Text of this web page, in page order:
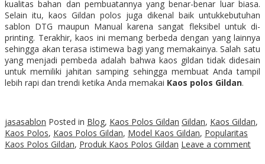
kualitas bahan dan pembuatannya yang benar-benar luar biasa.
Selain itu, kaos Gildan polos juga dikenal baik untukkebutuhan
sablon DTG maupun Manual karena sangat fleksibel untuk di-
printing. Terakhir, kaos ini memang berbeda dengan yang lainnya
sehingga akan terasa istimewa bagi yang memakainya. Salah satu
yang menjadi pembeda adalah bahwa kaos gildan tidak didesain
untuk memiliki jahitan samping sehingga membuat Anda tampil
lebih rapi dan trendi ketika Anda memakai Kaos polos Gildan.
jasasablon Posted in Blog, Kaos Polos Gildan Gildan, Kaos Gildan,
Kaos Polos, Kaos Polos Gildan, Model Kaos Gildan, Popularitas
Kaos Polos Gildan, Produk Kaos Polos Gildan Leave a comment